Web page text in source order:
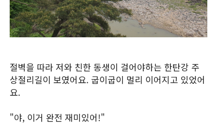
절벽을 따라 저와 친한 동생이 걸어야하는 한탄강 주
상절리길이 보였어요. 굽이굽이 멀리 이어지고 있었어
요.
"야, 이거 완전 재미있어!"